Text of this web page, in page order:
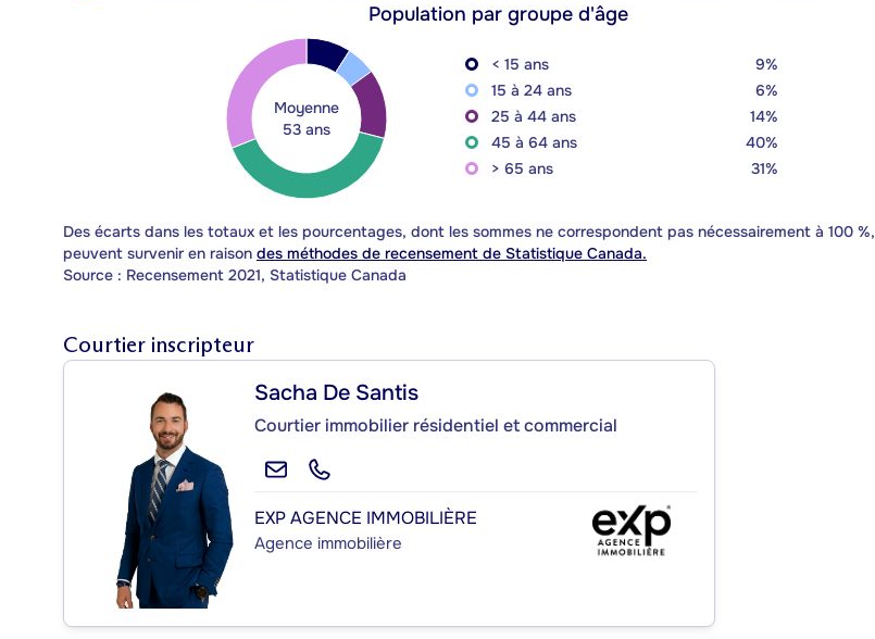
Population par groupe d'âge
Moyenne
53 ans
< 15 ans
9%
15 à 24 ans
6%
25 à 44 ans
14%
45 à 64 ans
40%
> 65 ans
31%
Des écarts dans les totaux et les pourcentages, dont les sommes ne correspondent pas nécessairement à 100 %,
peuvent survenir en raison des méthodes de recensement de Statistique Canada.
Source : Recensement 2021, Statistique Canada
Courtier inscripteur
Sacha De Santis
Courtier immobilier résidentiel et commercial
EXP AGENCE IMMOBILIÈRE
Agence immobilière